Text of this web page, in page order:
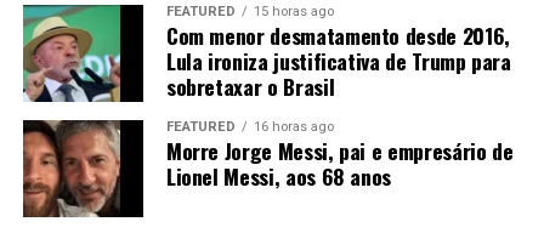
reduzir o custo de transporte. A ligação com o Arco
Norte pode ampliar ainda o acesso aos mercados
internacionais, principalmente na Ásia e na Europa.
FEATURED 15 horas ago
Com menor desmatamento desde 2016,
Lula ironiza justificativa de Trump para
sobretaxar o Brasil
FEATURED 16 horas ago
Morre Jorge Messi, pai e empresário de
Lionel Messi, aos 68 anos